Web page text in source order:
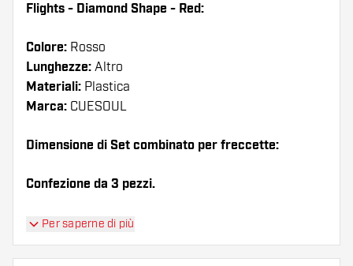
Flights - Diamond Shape - Red:
Colore: Rosso
Lunghezze: Altro
Materiali: Plastica
Marca: CUESOUL
Dimensione di Set combinato per freccette:
Confezione da 3 pezzi.
Suggerimento di Dartshopper!
Assicuratevi di avere a portata di mano un gran
Per saperne di più